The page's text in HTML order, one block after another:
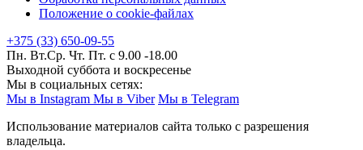
Положение о cookie-файлах
+375 (33) 650-09-55
Пн. Вт.Ср. Чт. Пт. с 9.00 -18.00
Выходной суббота и воскресенье
Мы в социальных сетях:
Мы в Instagram Мы в Viber Мы в Telegram
Использование материалов сайта только с разрешения
владельца.